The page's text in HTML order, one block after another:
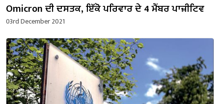
Omicron ਦੀ ਦਸਤਕ, ਇੱਕੋ ਪਰਿਵਾਰ ਦੇ 4 ਮੈਂਬਰ ਪਾਜ਼ੀਟਿਵ
03rd December 2021